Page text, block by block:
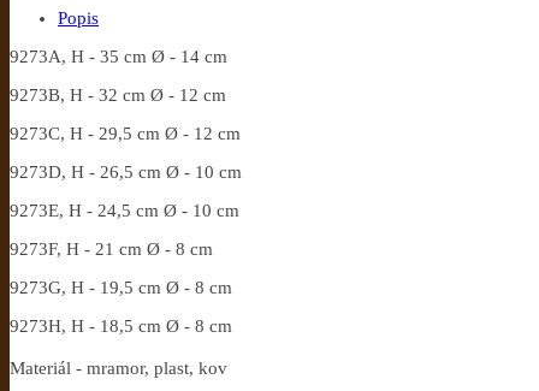
Popis
9273A, H - 35 cm Ø - 14 cm
9273B, H - 32 cm Ø - 12 cm
9273C, H - 29,5 cm Ø - 12 cm
9273D, H - 26,5 cm Ø - 10 cm
9273E, H - 24,5 cm Ø - 10 cm
9273F, H - 21 cm Ø - 8 cm
9273G, H - 19,5 cm Ø - 8 cm
9273H, H - 18,5 cm Ø - 8 cm
Materiál - mramor, plast, kov